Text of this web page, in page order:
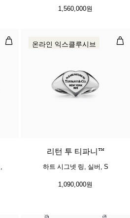
1,560,000원
멀티 하트 태그 브레이슬릿, 실버 하
온라인 익스클루시브
리턴 투 티파니™
하트 시그넷 링, 실버, S
1,090,000원